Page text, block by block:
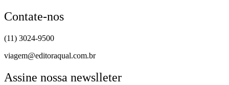
Contate-nos
(11) 3024-9500
viagem@editoraqual.com.br
Assine nossa newslleter